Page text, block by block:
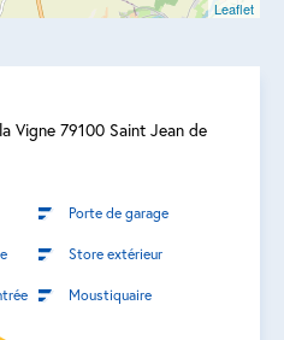
Leaflet
Vigne 79100 Saint Jean de
Porte de garage
Store extérieur
Moustiquaire